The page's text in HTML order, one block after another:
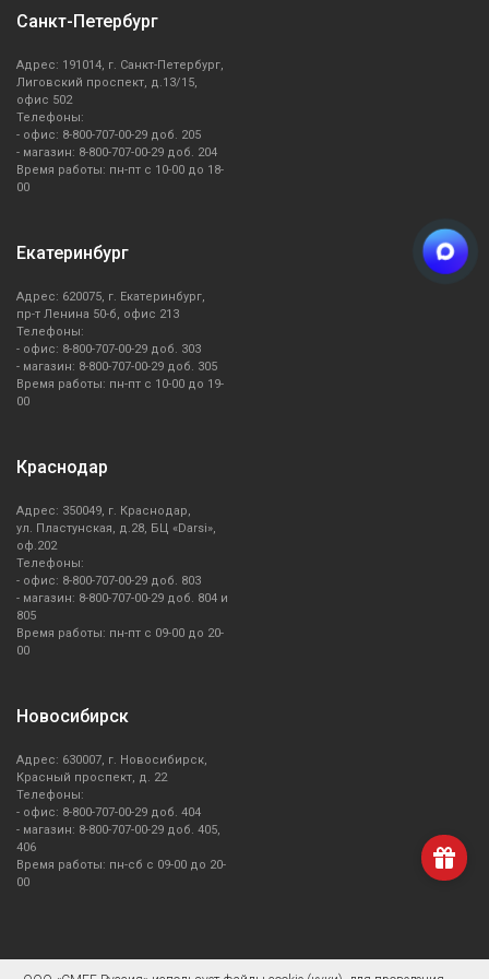
белом или серебристом цветах, так и яркие модели в
Для заказа стиральных машин SMEG воспользуйтесь
«Корзиной» или позвоните менеджерам по телефону
(800) 707-00-29
Санкт-Петербург
Адрес: 191014, г. Санкт-Петербург,
Лиговский проспект, д.13/15,
офис 502
Телефоны:
- офис: 8-800-707-00-29 доб. 205
- магазин: 8-800-707-00-29 доб. 204
Время работы: пн-пт с 10-00 до 18-
00
Екатеринбург
Адрес: 620075, г. Екатеринбург,
пр-т Ленина 50-б, офис 213
Телефоны:
- офис: 8-800-707-00-29 доб. 303
- магазин: 8-800-707-00-29 доб. 305
Время работы: пн-пт с 10-00 до 19-
00
Краснодар
Адрес: 350049, г. Краснодар,
ул. Пластунская, д.28, БЦ «Darsi»,
оф.202
Телефоны:
- офис: 8-800-707-00-29 доб. 803
- магазин: 8-800-707-00-29 доб. 804 и
805
Время работы: пн-пт с 09-00 до 20-
00
Новосибирск
Адрес: 630007, г. Новосибирск,
Красный проспект, д. 22
Телефоны:
- офис: 8-800-707-00-29 доб. 404
- магазин: 8-800-707-00-29 доб. 405,
406
Время работы: пн-сб с 09-00 до 20-
00